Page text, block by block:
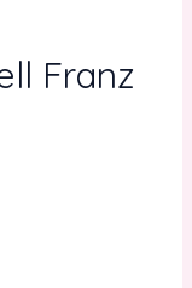
Franz